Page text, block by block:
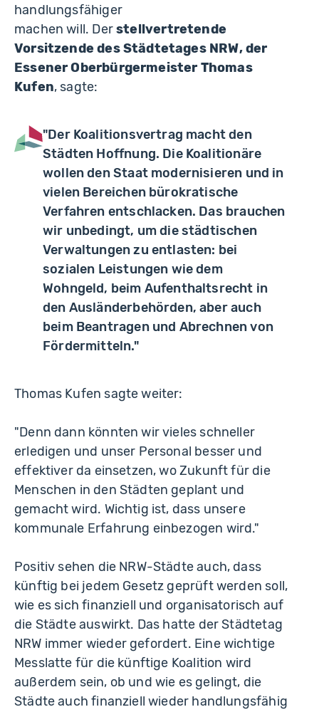
handlungsfähiger
machen will. Derstellvertretende
Vorsitzende des Städtetages NRW, der
Essener Oberbürgermeister Thomas
Kufen, sagte:
"Der Koalitionsvertrag macht den
Städten Hoffnung. Die Koalitionäre
wollen den Staat modernisieren und in
vielen Bereichen bürokratische
Verfahren entschlacken. Das brauchen
wir unbedingt, um die städtischen
Verwaltungen zu entlasten: bei
sozialen Leistungen wie dem
Wohngeld, beim Aufenthaltsrecht in
den Ausländerbehörden, aber auch
beim Beantragen und Abrechnen von
Fördermitteln."
Thomas Kufen sagte weiter:
"Denn dann könnten wir vieles schneller
erledigen und unser Personal besser und
effektiver da einsetzen, wo Zukunft für die
Menschen in den Städten geplant und
gemacht wird. Wichtig ist, dass unsere
kommunale Erfahrung einbezogen wird."
Positiv sehen die NRW-Städte auch, dass
künftig bei jedem Gesetz geprüft werden soll,
wie es sich finanziell und organisatorisch auf
die Städte auswirkt. Das hatte der Städtetag
NRW immer wieder gefordert. Eine wichtige
Messlatte für die künftige Koalition wird
außerdem sein, ob und wie es gelingt, die
Städte auch finanziell wieder handlungsfähig